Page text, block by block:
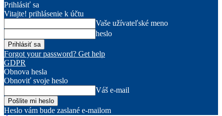
Prihlásiť sa
Vitajte! prihlásenie k účtu
Vaše užívateľské meno
heslo
Forgot your password? Get help
GDPR
Obnova hesla
Obnoviť svoje heslo
Váš e-mail
Heslo vám bude zaslané e-mailom